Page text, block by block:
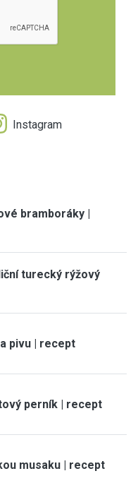
Instagram
bramboráky |
turecký rýžový
pivu | recept
perník | recept
musaku | recept